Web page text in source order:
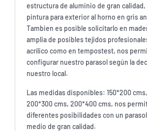
estructura de aluminio de gran
pintura para exterior al horno en gris
Tambien es posible solicitarlo en
amplia de posibles tejidos
acrílico como en tempostest, nos
configurar nuestro parasol según la
nuestro local.
Las medidas disponibles: 150*200
200*300 cms, 200*400 cms, nos
diferentes posibilidades con un
medio de gran calidad.